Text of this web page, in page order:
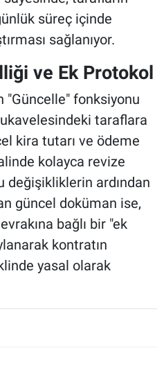
süreç içinde
sağlanıyor.
ve Ek Protokol
fonksiyonu
taraflara
kira tutarı ve ödeme
kolayca revize
değişikliklerin ardından
güncel doküman ise,
bağlı bir "ek
kontratın
yasal olarak